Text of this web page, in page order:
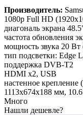
Производитель:
1080p Full HD
диагональ экрана
частота обновления
мощность звука 20
тип подсветки: Edge
поддержка DVB-T2
HDMI x2, USB
настенное
1113x674x188 мм,
Много
Нашли дешевле?